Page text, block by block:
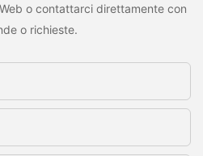
o contattarci direttamente con
o richieste.